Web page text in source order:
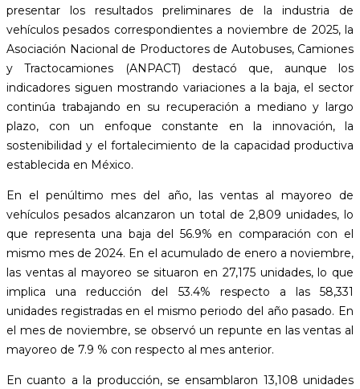
presentar los resultados preliminares de la industria de
vehículos pesados correspondientes a noviembre de 2025, la
Asociación Nacional de Productores de Autobuses, Camiones
y Tractocamiones (ANPACT) destacó que, aunque los
indicadores siguen mostrando variaciones a la baja, el sector
continúa trabajando en su recuperación a mediano y largo
plazo, con un enfoque constante en la innovación, la
sostenibilidad y el fortalecimiento de la capacidad productiva
establecida en México.
En el penúltimo mes del año, las ventas al mayoreo de
vehículos pesados alcanzaron un total de 2,809 unidades, lo
que representa una baja del 56.9% en comparación con el
mismo mes de 2024. En el acumulado de enero a noviembre,
las ventas al mayoreo se situaron en 27,175 unidades, lo que
implica una reducción del 53.4% respecto a las 58,331
unidades registradas en el mismo periodo del año pasado. En
el mes de noviembre, se observó un repunte en las ventas al
mayoreo de 7.9 % con respecto al mes anterior.
En cuanto a la producción, se ensamblaron 13,108 unidades